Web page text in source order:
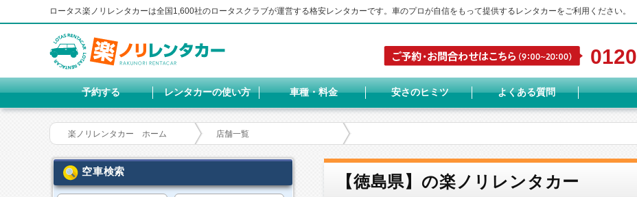
ロータス楽ノリレンタカーは全国1,600社のロータスクラブが運営する格安レンタカーです。車のプロが自信をもって提供するレンタカーをご利用ください。
0120
予約する レンタカーの使い方 車種・料金 安さのヒミツ よくある質問
楽ノリレンタカー ホーム 店舗一覧
空車検索
【徳島県】の楽ノリレンタカー